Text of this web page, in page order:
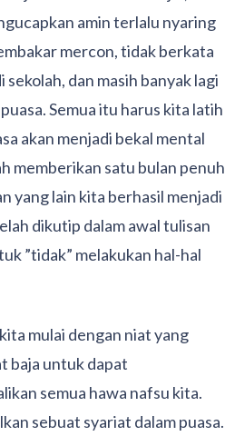
amin terlalu nyaring
mercon, tidak berkata
dan masih banyak lagi
Semua itu harus kita latih
akan menjadi bekal mental
memberikan satu bulan penuh
yang lain kita berhasil menjadi
dikutip dalam awal tulisan
”tidak” melakukan hal-hal
mulai dengan niat yang
baja untuk dapat
semua hawa nafsu kita.
sebuat syariat dalam puasa.